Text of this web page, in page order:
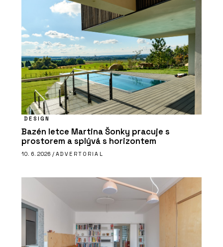
DESIGN
Bazén letce Martina Šonky pracuje s
prostorem a splývá s horizontem
10. 6. 2026 / ADVERTORIAL